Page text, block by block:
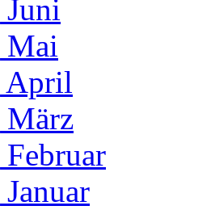
Mai
April
März